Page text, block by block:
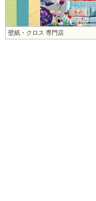
壁紙・クロス 専門店